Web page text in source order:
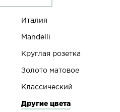
Италия
Mandelli
Круглая розетка
Золото матовое
Классический
Другие цвета